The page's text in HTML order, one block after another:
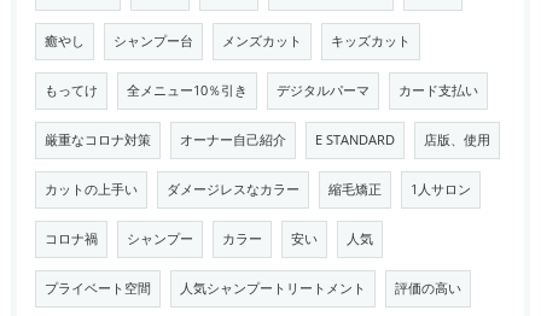
癒やし シャンプー台 メンズカット キッズカット
もってけ 全メニュー10％引き デジタルパーマ カード支払い
厳重なコロナ対策 オーナー自己紹介 E STANDARD 店版、使用
カットの上手い ダメージレスなカラー 縮毛矯正 1人サロン
コロナ禍 シャンプー カラー 安い 人気
プライベート空間 人気シャンプートリートメント 評価の高い